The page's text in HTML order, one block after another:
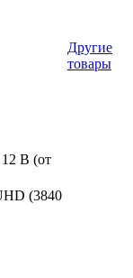
Другие
товары
В (от
(3840